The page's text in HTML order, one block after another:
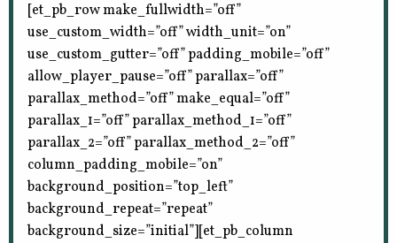
[et_pb_row make_fullwidth=”off”
use_custom_width=”off” width_unit=”on”
use_custom_gutter=”off” padding_mobile=”off”
allow_player_pause=”off” parallax=”off”
parallax_method=”off” make_equal=”off”
parallax_1=”off” parallax_method_1=”off”
parallax_2=”off” parallax_method_2=”off”
column_padding_mobile=”on”
background_position=”top_left”
background_repeat=”repeat”
background_size=”initial”][et_pb_column